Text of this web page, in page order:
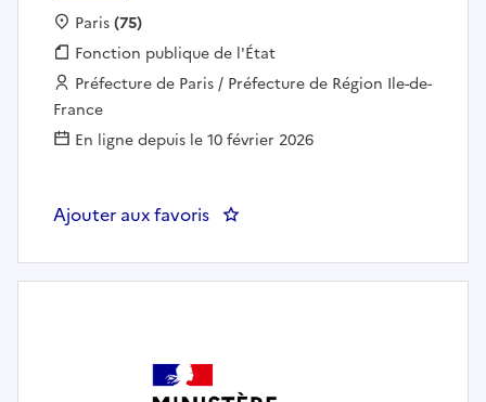
Localisation :
Paris(75)
Fonction publique :
Fonction publique de l'État
Employeur :
Préfecture de Paris / Préfecture de Région Ile-de-
France
En ligne depuis le 10 février 2026
Ajouter aux favoris : Chef(fe) du bureau de l'accès